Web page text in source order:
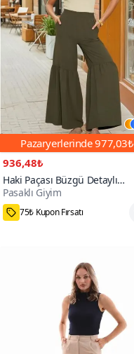
Pazaryerlerinde977,03₺
936,48₺
Haki Paçası Büzgü Detaylı
Aerobin Kumaş Beli Lastikli
Rahat Kesim Pantolon
Pasaklı Giyim
75₺ Kupon Fırsatı